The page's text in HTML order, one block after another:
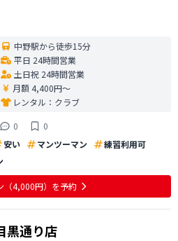
中野駅から徒歩15分
平日 24時間営業
土日祝 24時間営業
月額 4,400円〜
レンタル： クラブ
0
0
安い マンツーマン
練習利用可
（4,000円） を予約
黒通り店